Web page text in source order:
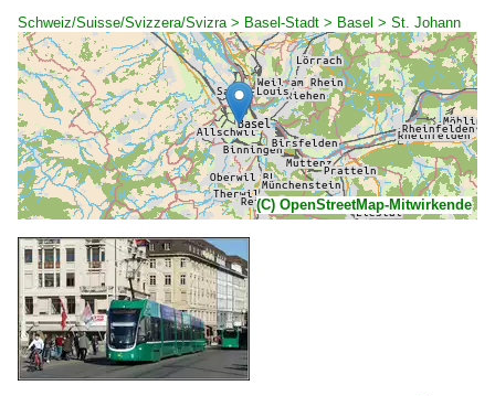
Schweiz/Suisse/Svizzera/Svizra > Basel-Stadt > Basel > St. Johann
(C) OpenStreetMap-Mitwirkende